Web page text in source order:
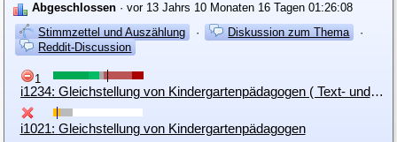
Abgeschlossen · vor 13 Jahrs 10 Monaten 16 Tagen 01:26:08
Stimmzettel und Auszählung
· Diskussion zum Thema
·
Reddit-Discussion
1
i1234: Gleichstellung von Kindergartenpädagogen ( Text- und Formatierungsverbesserung)
i1021: Gleichstellung von Kindergartenpädagogen